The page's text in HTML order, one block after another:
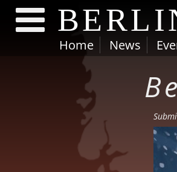
Skip to main content
Home News